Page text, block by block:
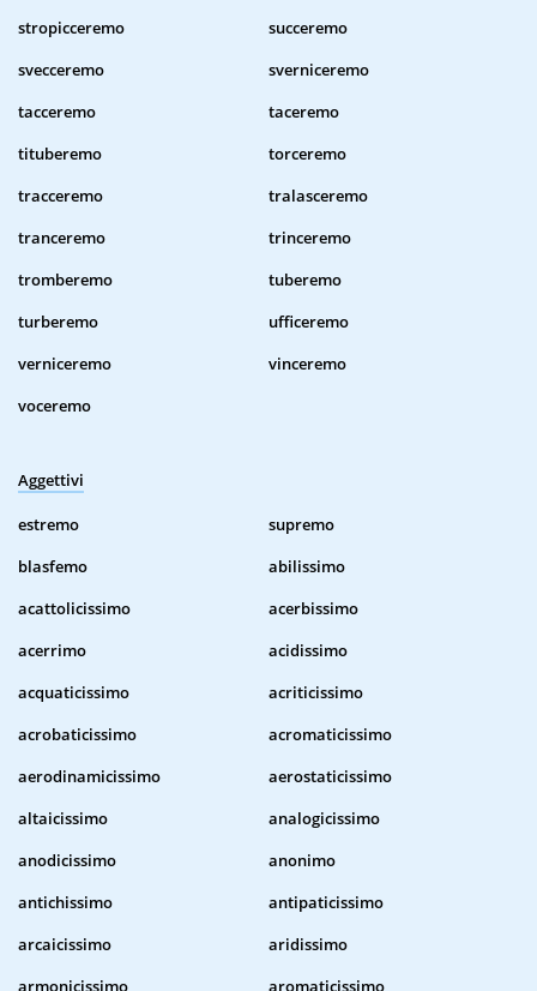
stropicceremo
succeremo
svecceremo
sverniceremo
tacceremo
taceremo
tituberemo
torceremo
tracceremo
tralasceremo
tranceremo
trinceremo
tromberemo
tuberemo
turberemo
ufficeremo
verniceremo
vinceremo
voceremo
Aggettivi
estremo
supremo
blasfemo
abilissimo
acattolicissimo
acerbissimo
acerrimo
acidissimo
acquaticissimo
acriticissimo
acrobaticissimo
acromaticissimo
aerodinamicissimo
aerostaticissimo
altaicissimo
analogicissimo
anodicissimo
anonimo
antichissimo
antipaticissimo
arcaicissimo
aridissimo
armonicissimo
aromaticissimo